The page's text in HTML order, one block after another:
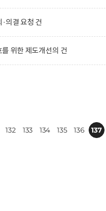
의결 요청 건
위한 제도개선의 건
132 133 134 135 136 137